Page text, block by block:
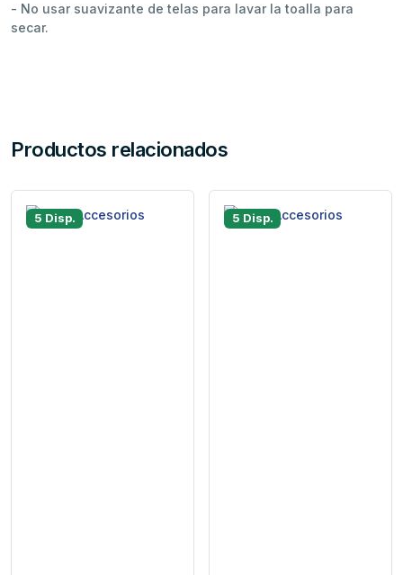
- No usar suavizante de telas para lavar la toalla para
secar.
Productos relacionados
5 Disp. 5 Disp.